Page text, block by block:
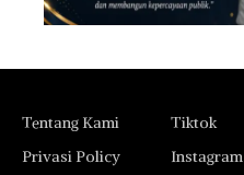
Tentang Kami
Privasi Policy
Tiktok
Instagram